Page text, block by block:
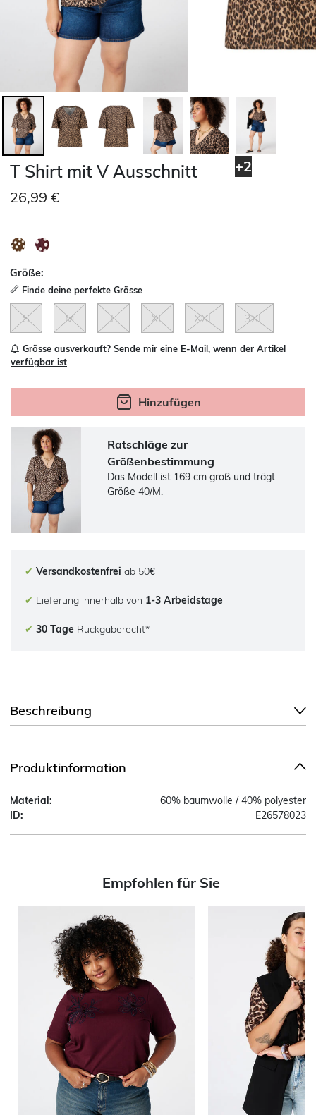
+2
T Shirt mit V Ausschnitt
26,99 €
Größe:
Finde deine perfekte Grösse
S M L XL XXL 3XL
Grösse ausverkauft? Sende mir eine E-Mail, wenn der Artikel
verfügbar ist
Hinzufügen
Ratschläge zur
Größenbestimmung
Das Modell ist 169 cm groß und trägt
Größe 40/M.
✔ Versandkostenfrei ab 50€
✔ Lieferung innerhalb von 1-3 Arbeidstage
✔ 30 Tage Rückgaberecht*
Beschreibung
Produktinformation
Material:
60% baumwolle / 40% polyester
ID:
E26578023
Empfohlen für Sie